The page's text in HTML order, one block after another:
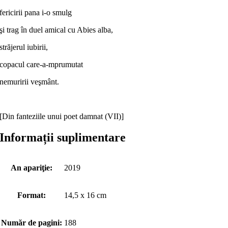
fericirii pana i-o smulg
şi trag în duel amical cu Abies alba,
străjerul iubirii,
copacul care-a-mprumutat
nemuririi veşmânt.
[Din fanteziile unui poet damnat (VII)]
Informații suplimentare
An apariţie: 2019
Format: 14,5 x 16 cm
Număr de pagini: 188